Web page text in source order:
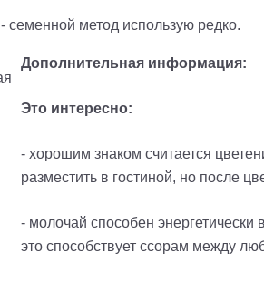
- семенной метод использую редко.
Дополнительная информация:
Это интересно:
- хорошим знаком считается
разместить в гостиной, но после
- молочай способен энергетически
это способствует ссорам между